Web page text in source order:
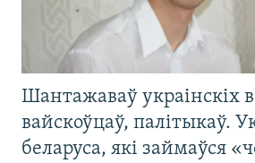
Шантажаваў украінскіх
вайскоўцаў, палітыкаў.
беларуса, які займаўся